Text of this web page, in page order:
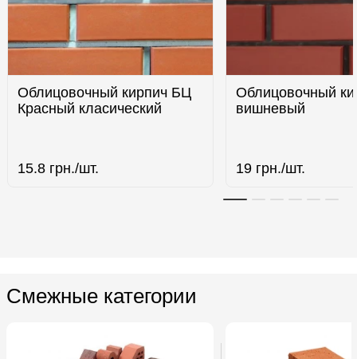
Облицовочный кирпич БЦ
Красный класический
15.8 грн./шт.
Облицовочный
вишневый
19 грн./шт.
Смежные категории